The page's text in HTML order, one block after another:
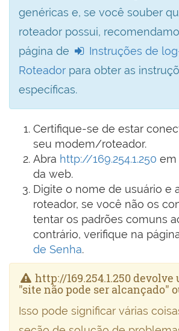
genéricas e, se você souber
roteador possui,
página de
Instruções de
Roteador para obter as
específicas.
Certifique-se de estar
seu modem/roteador.
Abra http://169.254.1.250 em
da web.
Digite o nome de usuário e
roteador, se você não os
tentar os padrões comuns
contrário, verifique na
de Senha.
http://169.254.1.250
"site não pode ser alcançado"
Isso pode significar várias